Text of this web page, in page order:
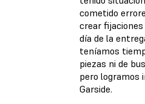
cometido
crear
día de la
teníamos
piezas ni de
pero logramos
Garside.